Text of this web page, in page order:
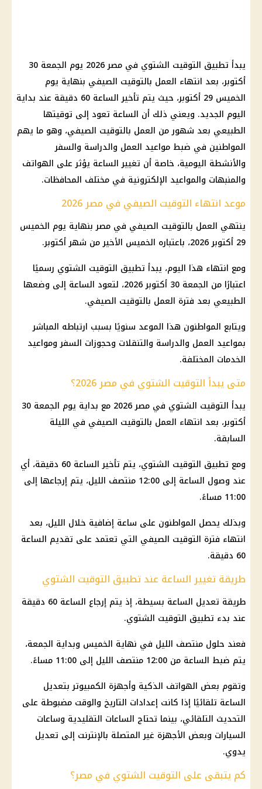
يبدأ تطبيق التوقيت الشتوي في مصر 2026 يوم الجمعة 30
أكتوبر، بعد انتهاء العمل بالتوقيت الصيفي بنهاية يوم
الخميس 29 أكتوبر، حيث يتم تأخير الساعة 60 دقيقة عند بداية
اليوم الجديد. ويعني ذلك أن الساعة تعود إلى توقيتها
الطبيعي بعد شهور من العمل بالتوقيت الصيفي، وهو ما يهم
المواطنين في ضبط مواعيد العمل والدراسة والسفر
والأنشطة اليومية، خاصة أن تغيير الساعة يؤثر على الهواتف
والمنبهات والمواعيد الإلكترونية في مختلف المحافظات.
موعد انتهاء التوقيت الصيفي في مصر 2026
ينتهي العمل بالتوقيت الصيفي في مصر بنهاية يوم الخميس
29 أكتوبر 2026، باعتباره الخميس الأخير من شهر أكتوبر.
ومع انتهاء هذا اليوم، يبدأ تطبيق التوقيت الشتوي رسميًا
اعتبارًا من الجمعة 30 أكتوبر 2026، لتعود الساعة إلى وضعها
الطبيعي بعد فترة العمل بالتوقيت الصيفي.
ويتابع المواطنون هذا الموعد سنويًا بسبب ارتباطه المباشر
بمواعيد العمل والدراسة والتنقلات وحجوزات السفر ومواعيد
الخدمات المختلفة.
متى يبدأ التوقيت الشتوي في مصر 2026؟
يبدأ التوقيت الشتوي في مصر 2026 مع بداية يوم الجمعة 30
أكتوبر، بعد انتهاء العمل بالتوقيت الصيفي في الليلة
السابقة.
ومع تطبيق التوقيت الشتوي، يتم تأخير الساعة 60 دقيقة، أي
عند وصول الساعة إلى 12:00 منتصف الليل، يتم إرجاعها إلى
11:00 مساءً.
وبذلك يحصل المواطنون على ساعة إضافية خلال الليل، بعد
انتهاء فترة التوقيت الصيفي التي تعتمد على تقديم الساعة
60 دقيقة.
طريقة تغيير الساعة عند تطبيق التوقيت الشتوي
طريقة تعديل الساعة بسيطة، إذ يتم إرجاع الساعة 60 دقيقة
عند بدء تطبيق التوقيت الشتوي.
فعند حلول منتصف الليل في نهاية الخميس وبداية الجمعة،
يتم ضبط الساعة من 12:00 منتصف الليل إلى 11:00 مساءً.
وتقوم بعض الهواتف الذكية وأجهزة الكمبيوتر بتعديل
الساعة تلقائيًا إذا كانت إعدادات التاريخ والوقت مضبوطة على
التحديث التلقائي، بينما تحتاج الساعات التقليدية وساعات
السيارات وبعض الأجهزة غير المتصلة بالإنترنت إلى تعديل
يدوي.
كم يتبقى على التوقيت الشتوي في مصر؟